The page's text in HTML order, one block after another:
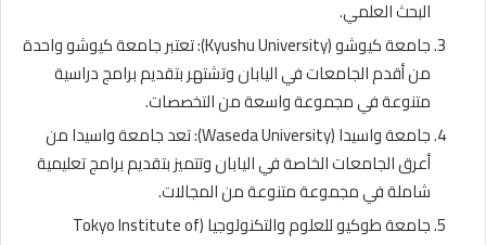
البحث العلمي.
جامعة كيوشو (Kyushu University): تعتبر جامعة كيوشو واحدة
من أقدم الجامعات في اليابان وتشتهر بتقديم برامج دراسية
متنوعة في مجموعة واسعة من التخصصات.
جامعة واسيدا (Waseda University): تعد جامعة واسيدا من
أعرق الجامعات الخاصة في اليابان وتتميز بتقديم برامج تعليمية
شاملة في مجموعة متنوعة من المجالات.
جامعة طوكيو للعلوم والتكنولوجيا (Tokyo Institute of